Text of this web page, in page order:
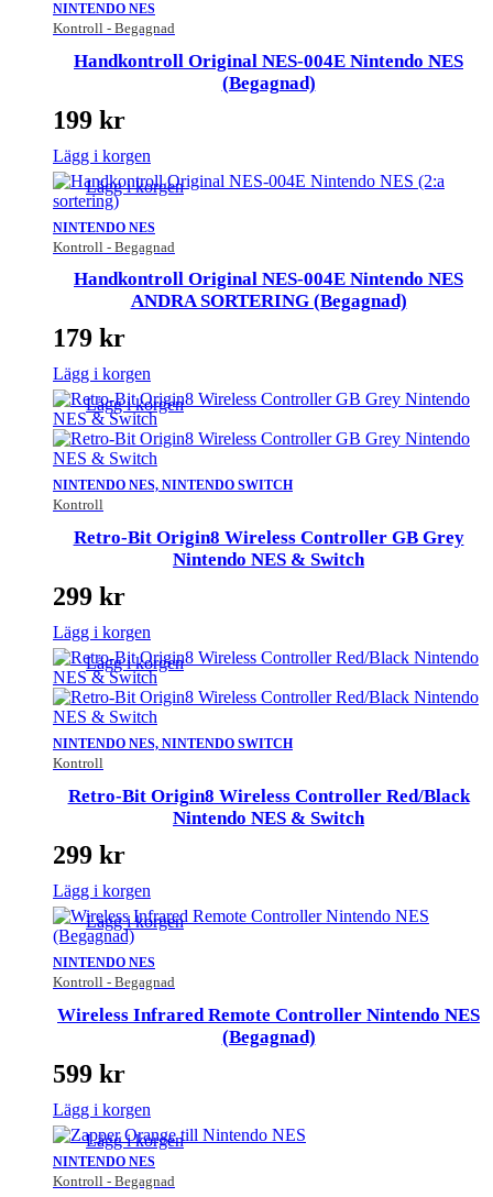
NINTENDO NES
Kontroll - Begagnad
Handkontroll Original NES-004E Nintendo NES
(Begagnad)
199 kr
Lägg i korgen
NINTENDO NES
Kontroll - Begagnad
Lägg i korgen
Handkontroll Original NES-004E Nintendo NES
ANDRA SORTERING (Begagnad)
179 kr
Lägg i korgen
NINTENDO NES, NINTENDO SWITCH
Kontroll
Lägg i korgen
Retro-Bit Origin8 Wireless Controller GB Grey
Nintendo NES & Switch
299 kr
Lägg i korgen
NINTENDO NES, NINTENDO SWITCH
Kontroll
Lägg i korgen
Retro-Bit Origin8 Wireless Controller Red/Black
Nintendo NES & Switch
299 kr
Lägg i korgen
NINTENDO NES
Kontroll - Begagnad
Lägg i korgen
Wireless Infrared Remote Controller Nintendo NES
(Begagnad)
599 kr
Lägg i korgen
NINTENDO NES
Kontroll - Begagnad
Lägg i korgen